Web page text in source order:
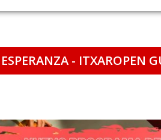
- ITXAROPEN